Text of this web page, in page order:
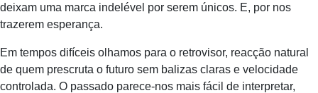
deixam uma marca indelével por serem únicos. E, por nos
trazerem esperança.
Em tempos difíceis olhamos para o retrovisor, reacção natural
de quem prescruta o futuro sem balizas claras e velocidade
controlada. O passado parece-nos mais fácil de interpretar,